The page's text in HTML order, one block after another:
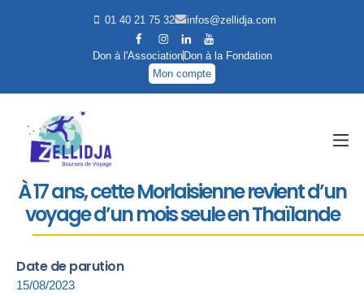
01 40 21 75 32 infos@zellidja.com
Don à l'Association Don à la Fondation
Mon compte
À 17 ans, cette Morlaisienne revient d’un
voyage d’un mois seule en Thaïlande
Date de parution
15/08/2023